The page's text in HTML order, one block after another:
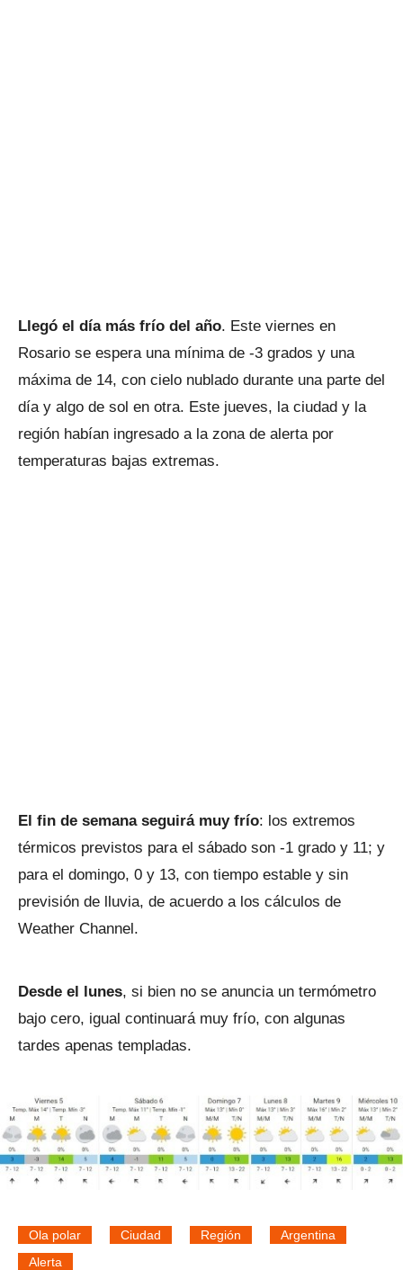
Llegó el día más frío del año. Este viernes en
Rosario se espera una mínima de -3 grados y una
máxima de 14, con cielo nublado durante una parte del
día y algo de sol en otra. Este jueves, la ciudad y la
región habían ingresado a la zona de alerta por
temperaturas bajas extremas.
El fin de semana seguirá muy frío: los extremos
térmicos previstos para el sábado son -1 grado y 11; y
para el domingo, 0 y 13, con tiempo estable y sin
previsión de lluvia, de acuerdo a los cálculos de
Weather Channel.
Desde el lunes, si bien no se anuncia un termómetro
bajo cero, igual continuará muy frío, con algunas
tardes apenas templadas.
Ola polar Ciudad Región
Argentina
Alerta